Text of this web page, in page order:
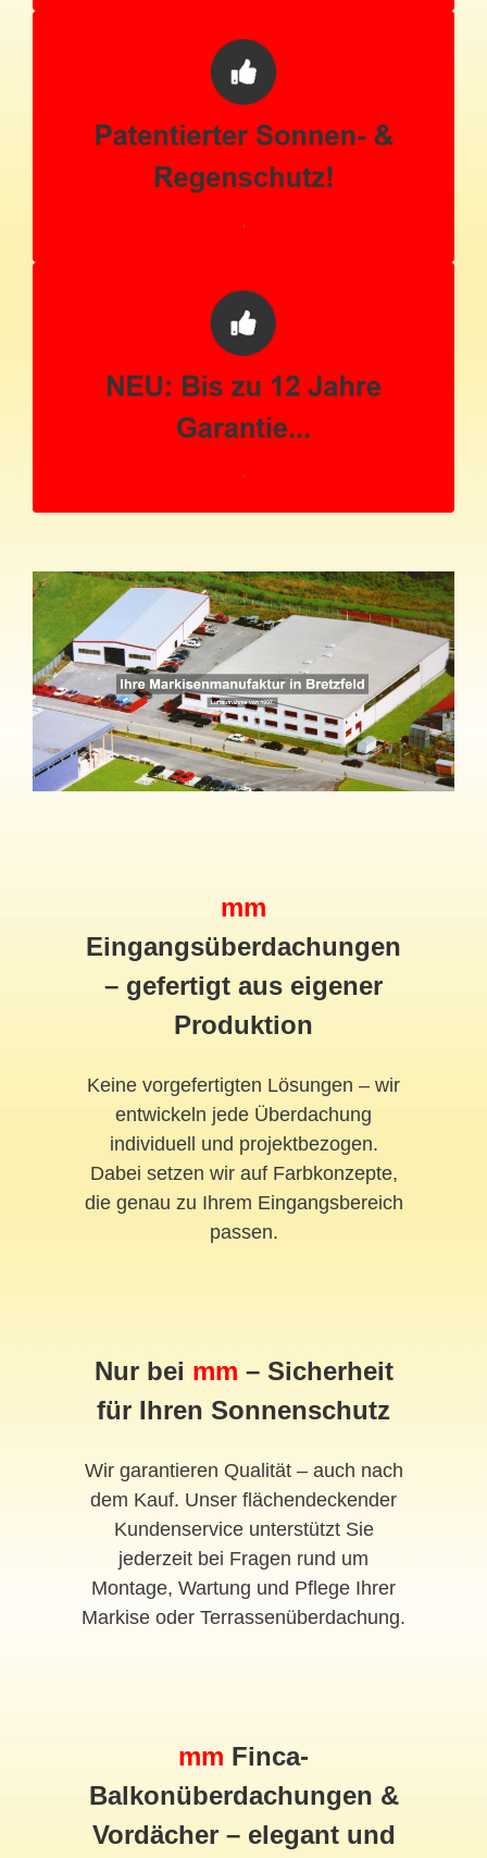
mm
Eingangsüberdachungen
– gefertigt aus eigener
Produktion
Keine vorgefertigten Lösungen – wir
entwickeln jede Überdachung
individuell und projektbezogen.
Dabei setzen wir auf Farbkonzepte,
die genau zu Ihrem Eingangsbereich
passen.
Nur bei mm – Sicherheit
für Ihren Sonnenschutz
Wir garantieren Qualität – auch nach
dem Kauf. Unser flächendeckender
Kundenservice unterstützt Sie
jederzeit bei Fragen rund um
Montage, Wartung und Pflege Ihrer
Markise oder Terrassenüberdachung.
mm Finca-
Balkonüberdachungen &
Vordächer – elegant und